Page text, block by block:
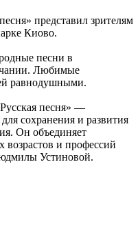
представил зрителям
Киово.
песни в
Любимые
равнодушными.
песня» —
сохранения и развития
Он объединяет
и профессий
Устиновой.